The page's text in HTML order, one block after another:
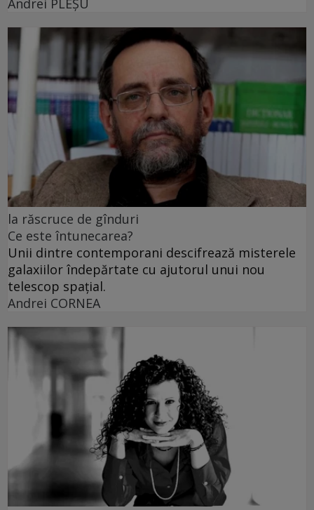
Andrei PLEŞU
la răscruce de gînduri
Ce este întunecarea?
Unii dintre contemporani descifrează misterele
galaxiilor îndepărtate cu ajutorul unui nou
telescop spațial.
Andrei CORNEA